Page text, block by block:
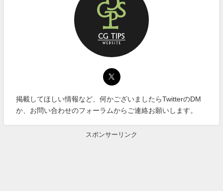
掲載してほしい情報など、何かございましたらTwitterのDM
か、お問い合わせのフォーラムからご連絡お願いします。
スポンサーリンク